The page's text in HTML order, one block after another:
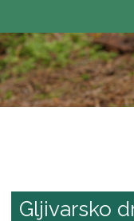
Gljivarsko